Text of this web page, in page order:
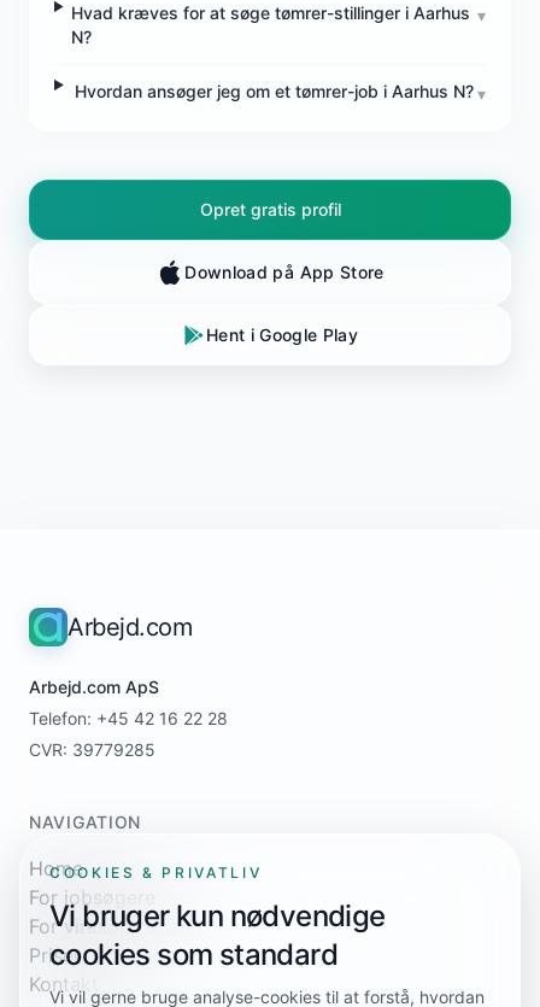
Hvad kræves for at søge tømrer-stillinger i Aarhus
N?
▾
Hvordan ansøger jeg om et tømrer-job i Aarhus N?▾
Opret gratis profil
Download på App Store
Hent i Google Play
Arbejd.com
Arbejd.com ApS
Telefon: +45 42 16 22 28
CVR: 39779285
NAVIGATION
Home
For jobsøgere
For virksomheder
Priser
Kontakt
COOKIES & PRIVATLIV
Vi bruger kun nødvendige
cookies som standard
Vi vil gerne bruge analyse-cookies til at forstå, hvordan